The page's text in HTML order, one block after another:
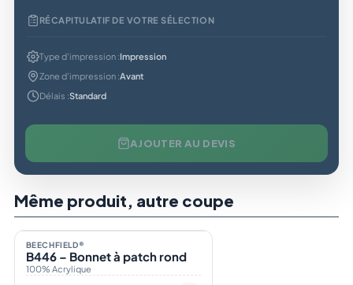
RÉCAPITULATIF DE VOTRE SÉLECTION
Type d'impression :Impression
Zone d'impression :Avant
Délais :Standard
AJOUTER AU DEVIS
Même produit, autre coupe
1
En stock
BEECHFIELD®
B446 – Bonnet à patch rond
100% Acrylique